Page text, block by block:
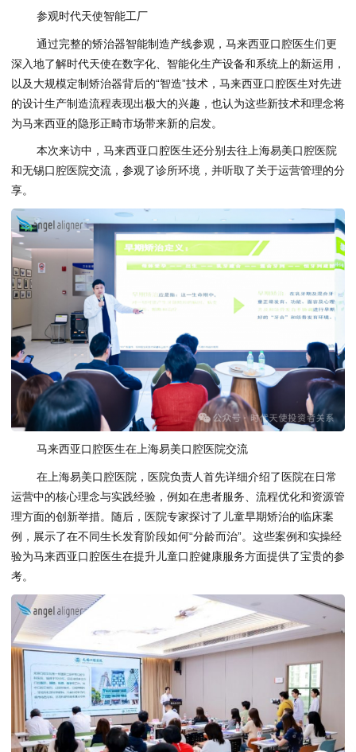
参观时代天使智能工厂
通过完整的矫治器智能制造产线参观，马来西亚口腔医生们更
深入地了解时代天使在数字化、智能化生产设备和系统上的新运用，
以及大规模定制矫治器背后的“智造”技术，马来西亚口腔医生对先进
的设计生产制造流程表现出极大的兴趣，也认为这些新技术和理念将
为马来西亚的隐形正畸市场带来新的启发。
本次来访中，马来西亚口腔医生还分别去往上海易美口腔医院
和无锡口腔医院交流，参观了诊所环境，并听取了关于运营管理的分
享。
马来西亚口腔医生在上海易美口腔医院交流
在上海易美口腔医院，医院负责人首先详细介绍了医院在日常
运营中的核心理念与实践经验，例如在患者服务、流程优化和资源管
理方面的创新举措。随后，医院专家探讨了儿童早期矫治的临床案
例，展示了在不同生长发育阶段如何“分龄而治”。这些案例和实操经
验为马来西亚口腔医生在提升儿童口腔健康服务方面提供了宝贵的参
考。